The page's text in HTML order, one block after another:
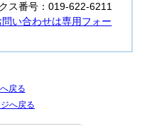
ス番号：019-622-6211
い合わせは専用フォー
戻る
へ戻る